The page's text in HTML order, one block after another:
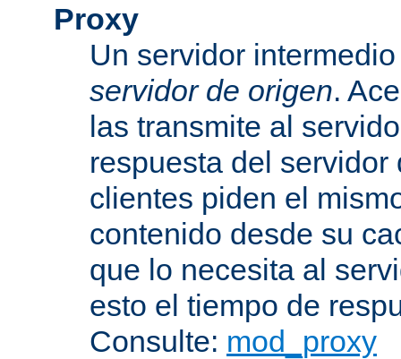
Proxy
Un servidor
servidor de origen.
las transmite al
respuesta del
clientes piden el
contenido desde su
que lo necesita al
esto el tiempo de
Consulte: mod_proxy